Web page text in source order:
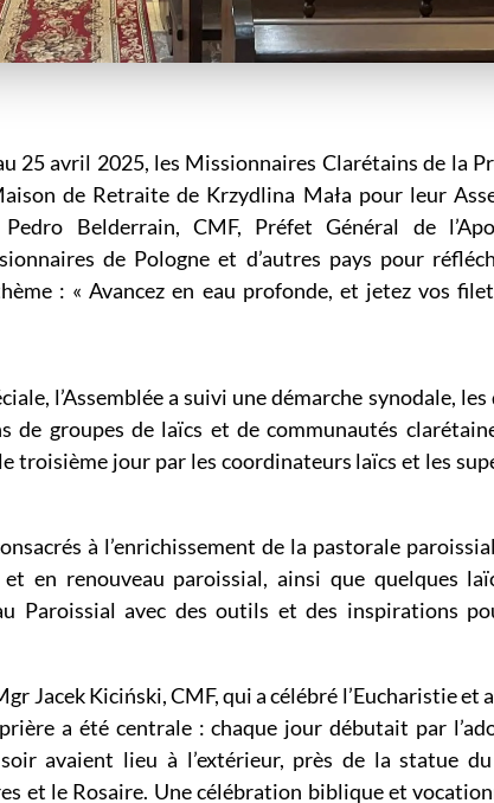
25 avril 2025, les Missionnaires Clarétains de la
de Retraite de Krzydlina Mała pour leur
Belderrain, CMF, Préfet Général de
de Pologne et d’autres pays pour
: « Avancez en eau profonde, et jetez vos
l’Assemblée a suivi une démarche synodale, les
groupes de laïcs et de communautés
troisième jour par les coordinateurs laïcs et les
à l’enrichissement de la pastorale
en renouveau paroissial, ainsi que quelques
Paroissial avec des outils et des inspirations
Jacek Kiciński, CMF, qui a célébré l’Eucharistie et
a été centrale : chaque jour débutait par
avaient lieu à l’extérieur, près de la statue
et le Rosaire. Une célébration biblique et